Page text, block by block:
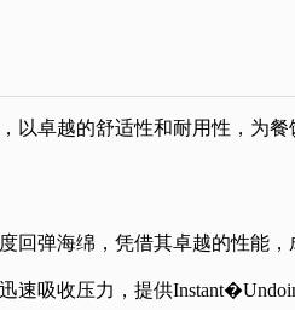
卓越的舒适性和耐用性，为
弹海绵，凭借其卓越的性能，
吸收压力，提供